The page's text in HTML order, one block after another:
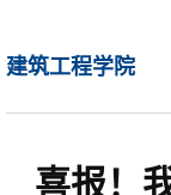
建筑工程学院
喜报！